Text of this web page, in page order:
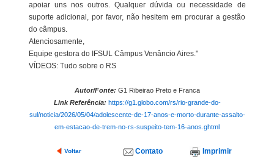
apoiar uns nos outros. Qualquer dúvida ou necessidade de
suporte adicional, por favor, não hesitem em procurar a gestão
do câmpus.
Atenciosamente,
Equipe gestora do IFSUL Câmpus Venâncio Aires."
VÍDEOS: Tudo sobre o RS
Autor/Fonte: G1 Ribeirao Preto e Franca
Link Referência: https://g1.globo.com/rs/rio-grande-do-
sul/noticia/2026/05/04/adolescente-de-17-anos-e-morto-durante-assalto-
em-estacao-de-trem-no-rs-suspeito-tem-16-anos.ghtml
Voltar Contato Imprimir